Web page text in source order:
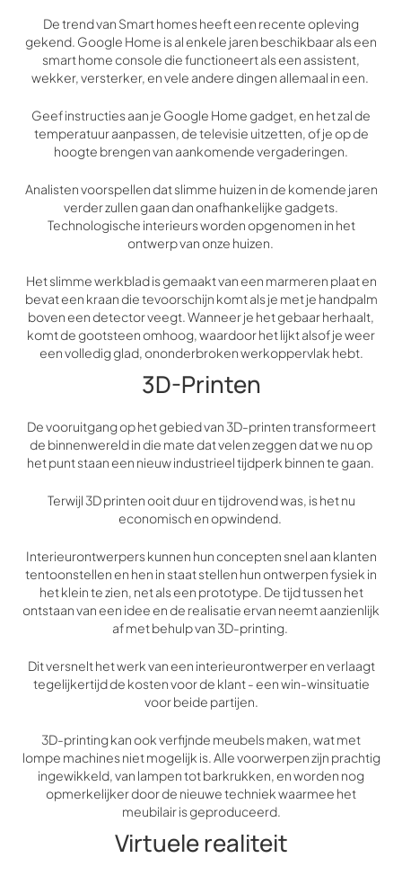
De trend van Smart homes heeft een recente opleving
gekend. Google Home is al enkele jaren beschikbaar als een
smart home console die functioneert als een assistent,
wekker, versterker, en vele andere dingen allemaal in een.
Geef instructies aan je Google Home gadget, en het zal de
temperatuur aanpassen, de televisie uitzetten, of je op de
hoogte brengen van aankomende vergaderingen.
Analisten voorspellen dat slimme huizen in de komende jaren
verder zullen gaan dan onafhankelijke gadgets.
Technologische interieurs worden opgenomen in het
ontwerp van onze huizen.
Het slimme werkblad is gemaakt van een marmeren plaat en
bevat een kraan die tevoorschijn komt als je met je handpalm
boven een detector veegt. Wanneer je het gebaar herhaalt,
komt de gootsteen omhoog, waardoor het lijkt alsof je weer
een volledig glad, ononderbroken werkoppervlak hebt.
3D-Printen
De vooruitgang op het gebied van 3D-printen transformeert
de binnenwereld in die mate dat velen zeggen dat we nu op
het punt staan een nieuw industrieel tijdperk binnen te gaan.
Terwijl 3D printen ooit duur en tijdrovend was, is het nu
economisch en opwindend.
Interieurontwerpers kunnen hun concepten snel aan klanten
tentoonstellen en hen in staat stellen hun ontwerpen fysiek in
het klein te zien, net als een prototype. De tijd tussen het
ontstaan van een idee en de realisatie ervan neemt aanzienlijk
af met behulp van 3D-printing.
Dit versnelt het werk van een interieurontwerper en verlaagt
tegelijkertijd de kosten voor de klant - een win-winsituatie
voor beide partijen.
3D-printing kan ook verfijnde meubels maken, wat met
lompe machines niet mogelijk is. Alle voorwerpen zijn prachtig
ingewikkeld, van lampen tot barkrukken, en worden nog
opmerkelijker door de nieuwe techniek waarmee het
meubilair is geproduceerd.
Virtuele realiteit